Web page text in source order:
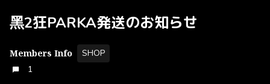
黑2狂PARKA発送のお知らせ
Members Info
SHOP
1